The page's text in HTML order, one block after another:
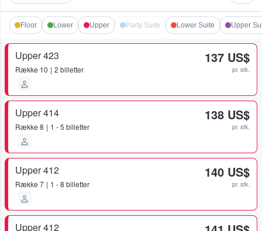
Floor Lower Upper Party Suite Lower Suite Upper
Upper 423
Række 10 2 billetter
137 US$
pr. stk.
Upper 414
Række 8 1 - 5 billetter
138 US$
pr. stk.
Upper 412
Række 7 1 - 8 billetter
140 US$
pr. stk.
Upper 412